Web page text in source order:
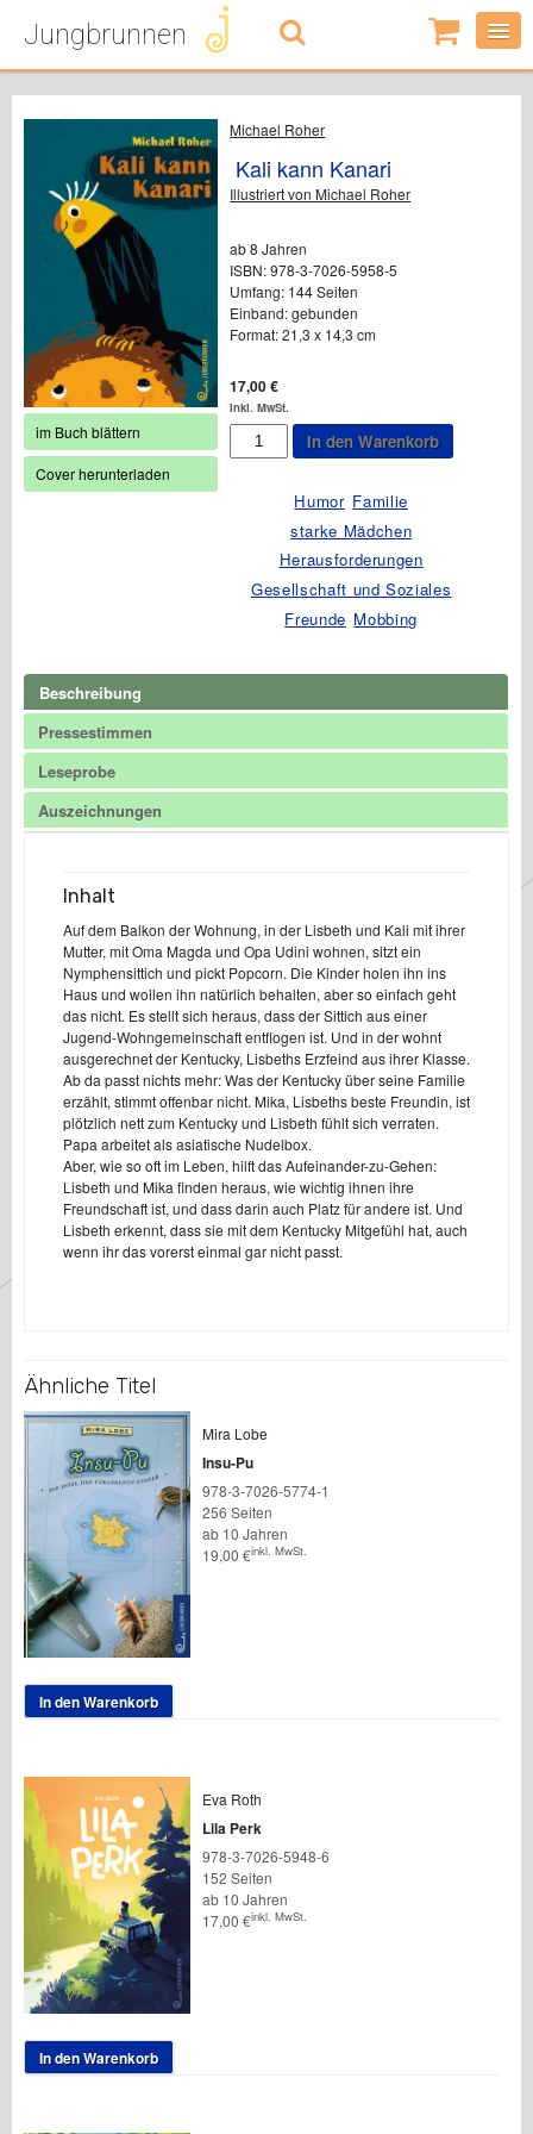
Jungbrunnen
0
Artikel
-
im Buch blättern
Cover herunterladen
Michael Roher
Kali kann Kanari
Illustriert von Michael Roher
ab 8 Jahren
ISBN: 978-3-7026-5958-5
Umfang: 144 Seiten
Einband: gebunden
Format: 21,3 x 14,3 cm
17,00€
inkl. MwSt.
kann
In den Warenkorb
Humor Familie
starke Mädchen
Herausforderungen
Gesellschaft und Soziales
Freunde Mobbing
Beschreibung
Pressestimmen
Leseprobe
Auszeichnungen
Inhalt
Auf dem Balkon der Wohnung, in der Lisbeth und Kali mit ihrer
Mutter, mit Oma Magda und Opa Udini wohnen, sitzt ein
Nymphensittich und pickt Popcorn. Die Kinder holen ihn ins
Haus und wollen ihn natürlich behalten, aber so einfach geht
das nicht. Es stellt sich heraus, dass der Sittich aus einer
Jugend-Wohngemeinschaft entflogen ist. Und in der wohnt
ausgerechnet der Kentucky, Lisbeths Erzfeind aus ihrer Klasse.
Ab da passt nichts mehr: Was der Kentucky über seine Familie
erzählt, stimmt offenbar nicht. Mika, Lisbeths beste Freundin, ist
plötzlich nett zum Kentucky und Lisbeth fühlt sich verraten.
Papa arbeitet als asiatische Nudelbox.
Aber, wie so oft im Leben, hilft das Aufeinander-zu-Gehen:
Lisbeth und Mika finden heraus, wie wichtig ihnen ihre
Freundschaft ist, und dass darin auch Platz für andere ist. Und
Lisbeth erkennt, dass sie mit dem Kentucky Mitgefühl hat, auch
wenn ihr das vorerst einmal gar nicht passt.
Ähnliche Titel
Mira Lobe
Insu-Pu
978-3-7026-5774-1
256 Seiten
ab 10 Jahren
19,00 €inkl. MwSt.
In den Warenkorb
Eva Roth
Lila Perk
978-3-7026-5948-6
152 Seiten
ab 10 Jahren
17,00 €inkl. MwSt.
In den Warenkorb